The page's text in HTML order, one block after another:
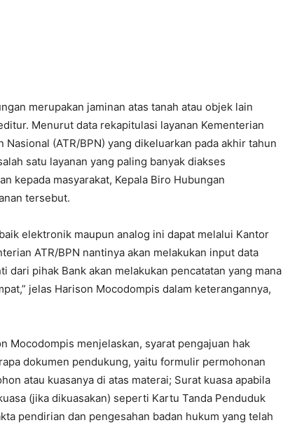
merupakan jaminan atas tanah atau objek lain
Menurut data rekapitulasi layanan Kementerian
Nasional (ATR/BPN) yang dikeluarkan pada akhir tahun
satu layanan yang paling banyak diakses
kepada masyarakat, Kepala Biro Hubungan
tersebut.
elektronik maupun analog ini dapat melalui Kantor
ATR/BPN nantinya akan melakukan input data
dari pihak Bank akan melakukan pencatatan yang mana
jelas Harison Mocodompis dalam keterangannya,
Mocodompis menjelaskan, syarat pengajuan hak
dokumen pendukung, yaitu formulir permohonan
atau kuasanya di atas materai; Surat kuasa apabila
(jika dikuasakan) seperti Kartu Tanda Penduduk
pendirian dan pengesahan badan hukum yang telah